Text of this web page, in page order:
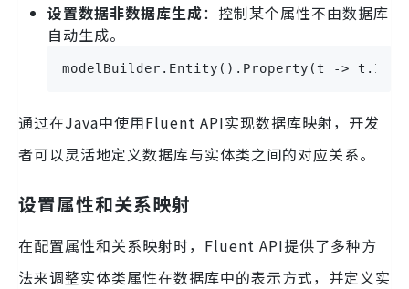
设置数据非数据库生成：控制某个属性不由数据库
自动生成。
modelBuilder.Entity().Property(t ->
通过在Java中使用Fluent API实现数据库映射，开发
者可以灵活地定义数据库与实体类之间的对应关系。
设置属性和关系映射
在配置属性和关系映射时，Fluent API提供了多种方
法来调整实体类属性在数据库中的表示方式，并定义实